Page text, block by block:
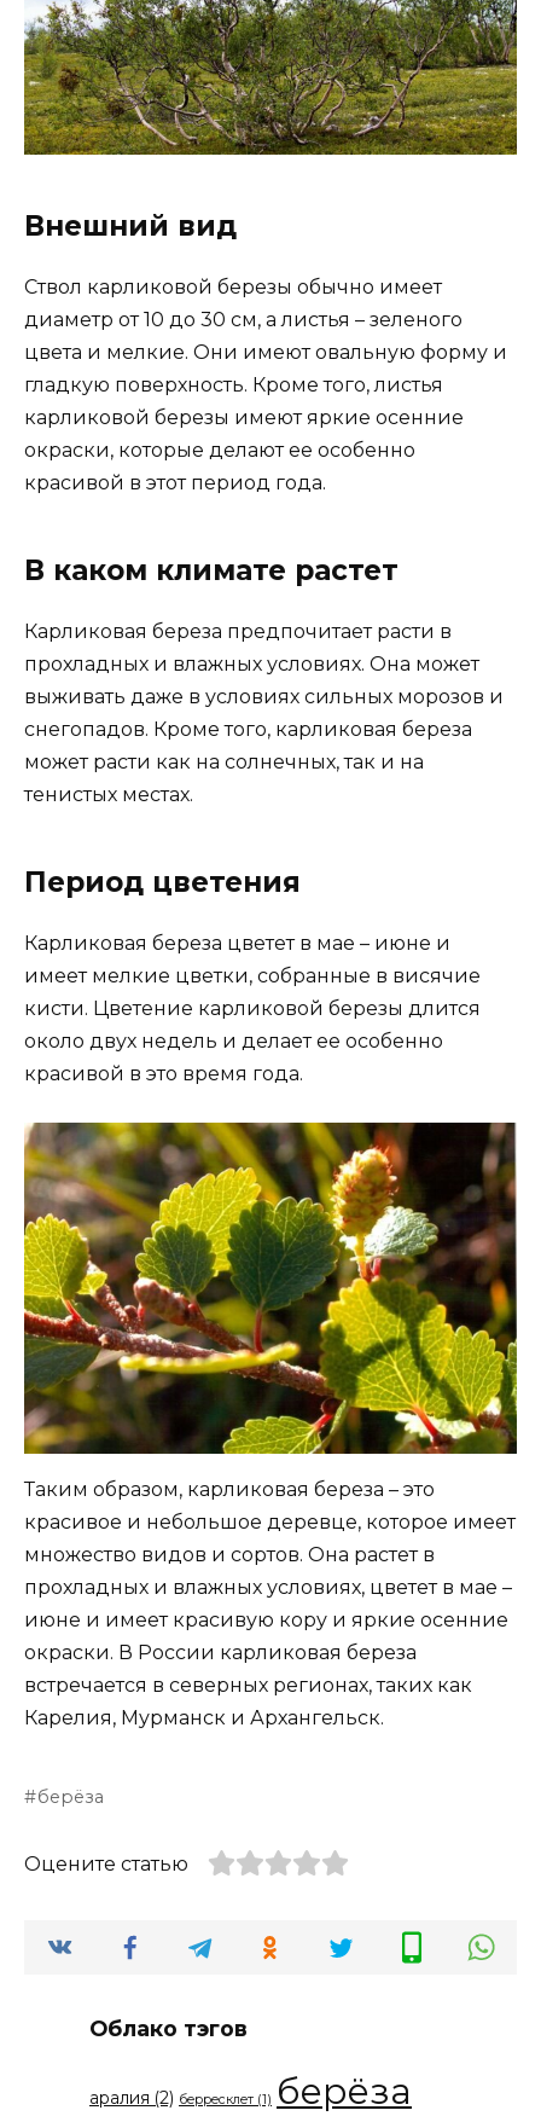
Внешний вид
Ствол карликовой березы обычно имеет
диаметр от 10 до 30 см, а листья – зеленого
цвета и мелкие. Они имеют овальную форму и
гладкую поверхность. Кроме того, листья
карликовой березы имеют яркие осенние
окраски, которые делают ее особенно
красивой в этот период года.
В каком климате растет
Карликовая береза предпочитает расти в
прохладных и влажных условиях. Она может
выживать даже в условиях сильных морозов и
снегопадов. Кроме того, карликовая береза
может расти как на солнечных, так и на
тенистых местах.
Период цветения
Карликовая береза цветет в мае – июне и
имеет мелкие цветки, собранные в висячие
кисти. Цветение карликовой березы длится
около двух недель и делает ее особенно
красивой в это время года.
Таким образом, карликовая береза – это
красивое и небольшое деревце, которое имеет
множество видов и сортов. Она растет в
прохладных и влажных условиях, цветет в мае –
июне и имеет красивую кору и яркие осенние
окраски. В России карликовая береза
встречается в северных регионах, таких как
Карелия, Мурманск и Архангельск.
берёза
Оцените статью
Облако тэгов
аралия (2) берресклет (1) берёза